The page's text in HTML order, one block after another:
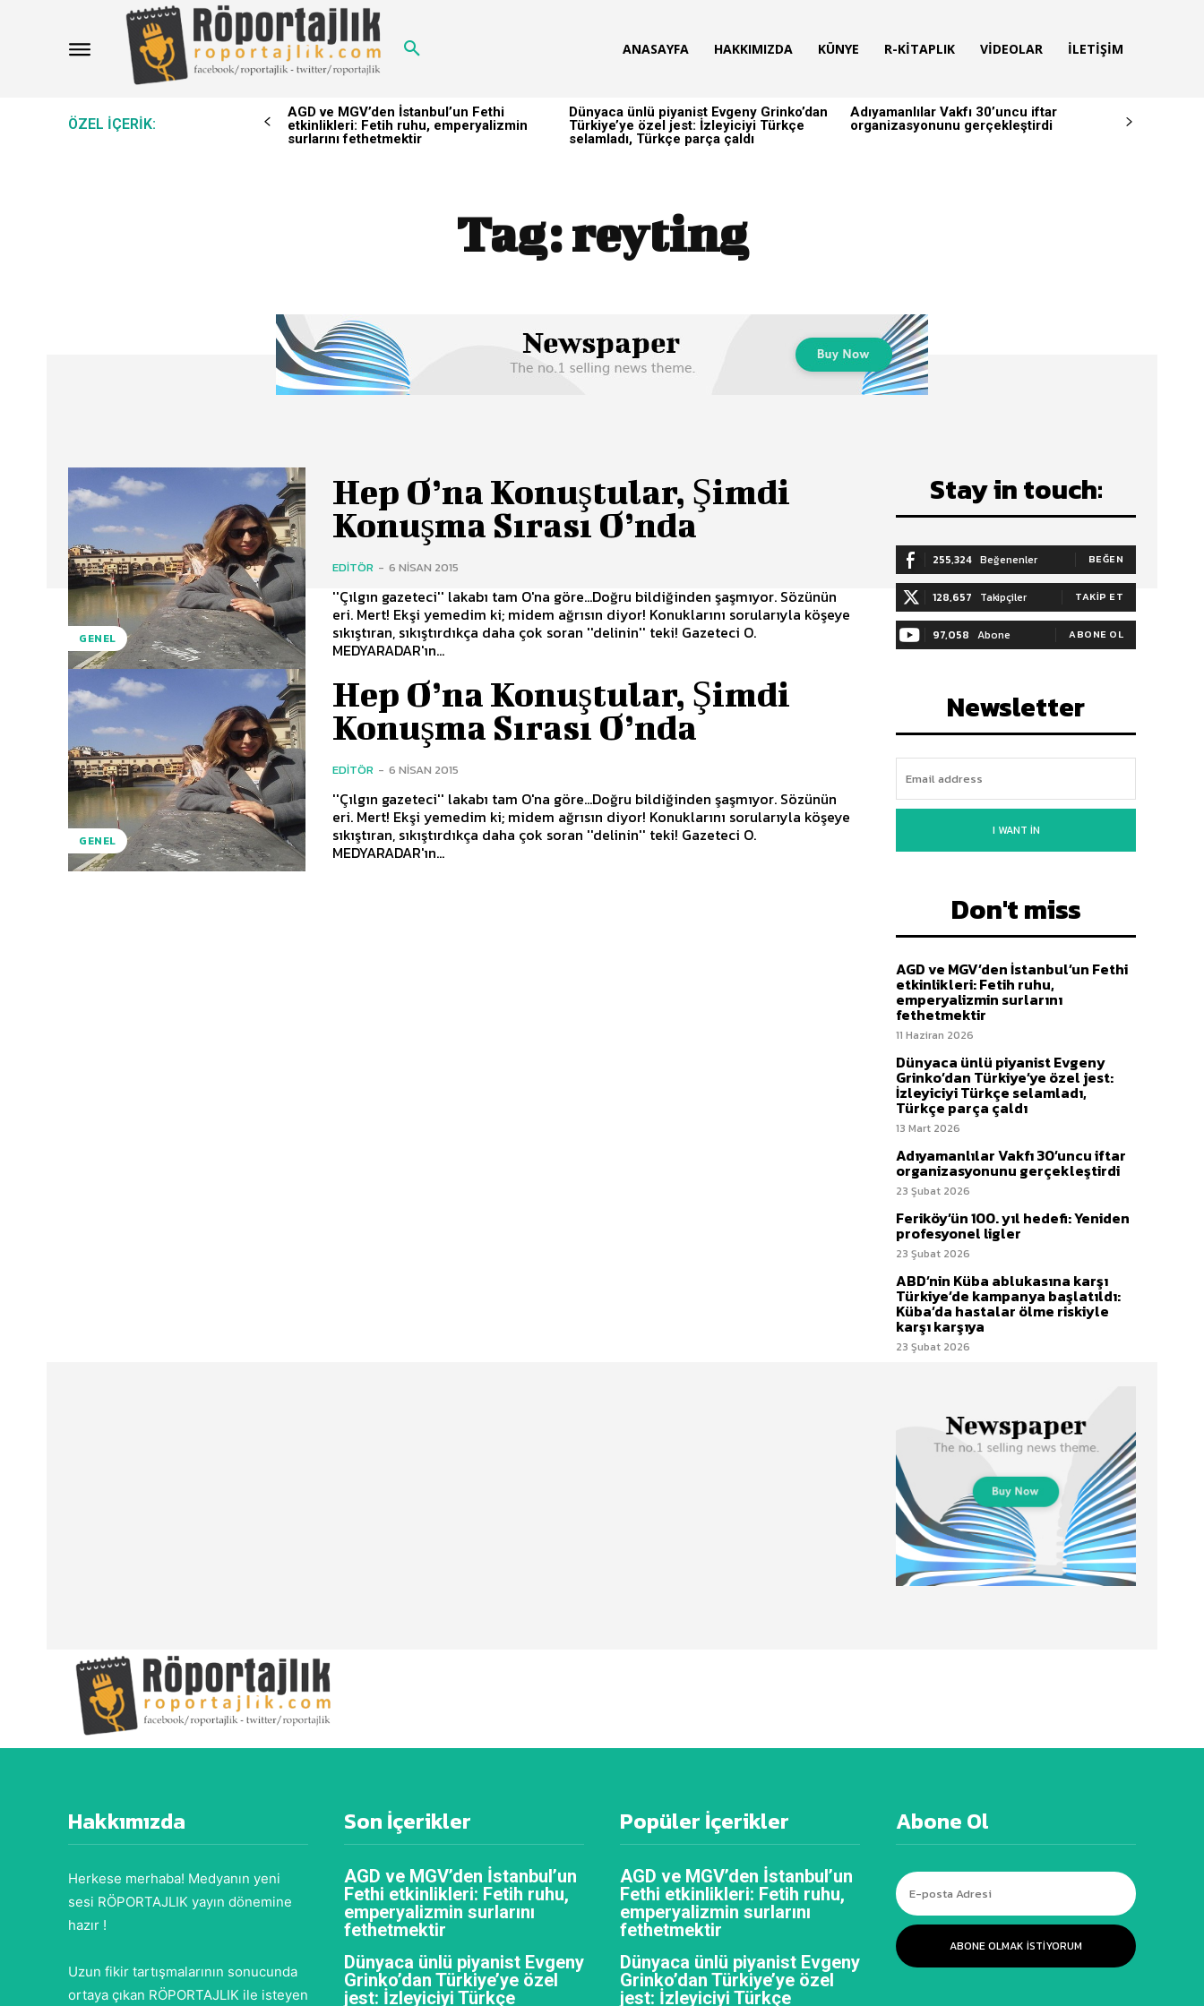
ANASAYFA HAKKIMIZDA KÜNYE R-KITAPLIK VIDEOLAR İLETIŞIM
ÖZEL IÇERIK:
AGD ve MGV’den İstanbul’un Fethi
etkinlikleri: Fetih ruhu, emperyalizmin
surlarını fethetmektir
Dünyaca ünlü piyanist Evgeny Grinko’dan
Türkiye’ye özel jest: İzleyiciyi Türkçe
selamladı, Türkçe parça çaldı
Adıyamanlılar Vakfı 30’uncu iftar
organizasyonunu gerçekleştirdi
Tag:reyting
GENEL
Hep O’na Konuştular, Şimdi
Konuşma Sırası O’nda
EDITÖR - 6 NISAN 2015
''Çılgın gazeteci'' lakabı tam O'na göre...Doğru bildiğinden şaşmıyor. Sözünün
eri. Mert! Ekşi yemedim ki; midem ağrısın diyor! Konuklarını sorularıyla köşeye
sıkıştıran, sıkıştırdıkça daha çok soran ''delinin'' teki! Gazeteci O.
MEDYARADAR'ın...
GENEL
Hep O’na Konuştular, Şimdi
Konuşma Sırası O’nda
EDITÖR - 6 NISAN 2015
''Çılgın gazeteci'' lakabı tam O'na göre...Doğru bildiğinden şaşmıyor. Sözünün
eri. Mert! Ekşi yemedim ki; midem ağrısın diyor! Konuklarını sorularıyla köşeye
sıkıştıran, sıkıştırdıkça daha çok soran ''delinin'' teki! Gazeteci O.
MEDYARADAR'ın...
Stay in touch:
255,324 Beğenenler BEĞEN
128,657 Takipçiler TAKIP ET
97,058 Abone ABONE OL
Newsletter
I WANT IN
Don't miss
AGD ve MGV’den İstanbul’un Fethi
etkinlikleri: Fetih ruhu,
emperyalizmin surlarını
fethetmektir
11 Haziran 2026
Dünyaca ünlü piyanist Evgeny
Grinko’dan Türkiye’ye özel jest:
İzleyiciyi Türkçe selamladı,
Türkçe parça çaldı
13 Mart 2026
Adıyamanlılar Vakfı 30’uncu iftar
organizasyonunu gerçekleştirdi
23 Şubat 2026
Feriköy’ün 100. yıl hedefi: Yeniden
profesyonel ligler
23 Şubat 2026
ABD’nin Küba ablukasına karşı
Türkiye’de kampanya başlatıldı:
Küba’da hastalar ölme riskiyle
karşı karşıya
23 Şubat 2026
Hakkımızda
Herkese merhaba! Medyanın yeni
sesi RÖPORTAJLIK yayın dönemine
hazır !
Uzun fikir tartışmalarının sonucunda
ortaya çıkan RÖPORTAJLIK ile isteyen
Son İçerikler
AGD ve MGV’den İstanbul’un
Fethi etkinlikleri: Fetih ruhu,
emperyalizmin surlarını
fethetmektir
Dünyaca ünlü piyanist Evgeny
Grinko’dan Türkiye’ye özel
jest: İzleyiciyi Türkçe
Popüler İçerikler
AGD ve MGV’den İstanbul’un
Fethi etkinlikleri: Fetih ruhu,
emperyalizmin surlarını
fethetmektir
Dünyaca ünlü piyanist Evgeny
Grinko’dan Türkiye’ye özel
jest: İzleyiciyi Türkçe
Abone Ol
ABONE OLMAK ISTIYORUM